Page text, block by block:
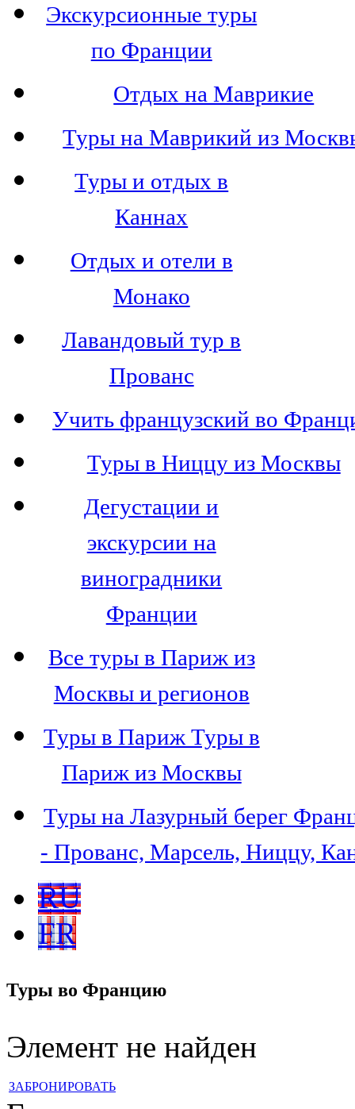
Экскурсионные туры
по Франции
Отдых на Маврикие
Туры на Маврикий из
Туры и отдых в
Каннах
Отдых и отели в
Монако
Лавандовый тур в
Прованс
Учить французский во
Туры в Ниццу из Москвы
Дегустации и
экскурсии на
виноградники
Франции
Все туры в Париж из
Москвы и регионов
Туры в Париж Туры в
Париж из Москвы
Туры на Лазурный берег
- Прованс, Марсель, Ниццу,
RU
FR
Туры во Францию
Элемент не найден
ЗАБРОНИРОВАТЬ